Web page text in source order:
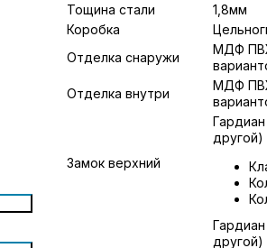
Тощина стали
1,8мм
Коробка
Отделка снаружи
МДФ
Отделка внутри
МДФ
Замок верхний
другой)
другой)